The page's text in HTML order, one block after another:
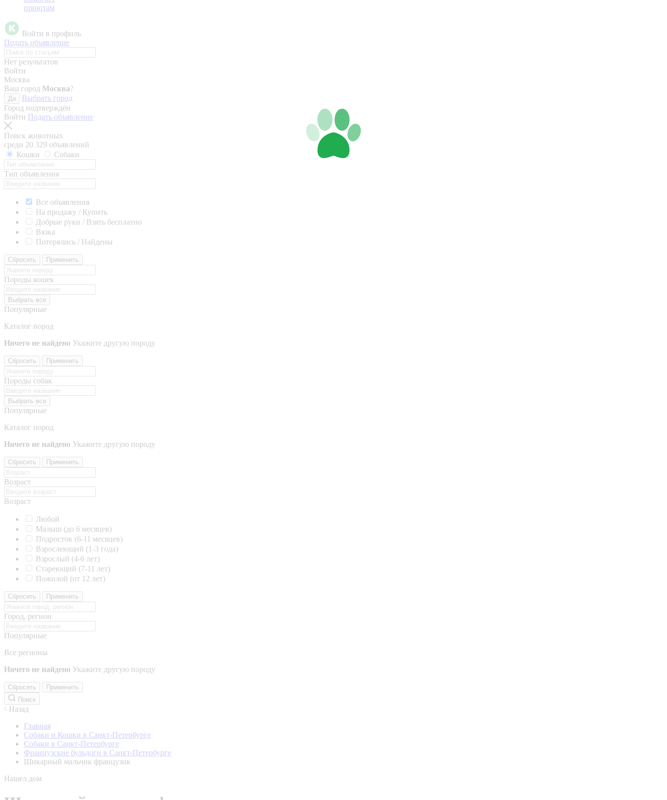
приютам
Войти в профиль
Подать объявление
Нет результатов
Войти
Москва
Ваш город Москва?
Да
Выбрать город
Город подтверждён
Войти Подать объявление
Поиск животных
среди 20 329 объявлений
Кошки
Собаки
Тип объявления
Все объявления
На продажу / Купить
Добрые руки / Взять бесплатно
Вязка
Потерялись / Найдены
Сбросить Применить
Породы кошек
Выбрать все
Популярные
Каталог пород
Ничего не найдено Укажите другую породу
Сбросить Применить
Породы собак
Выбрать все
Популярные
Каталог пород
Ничего не найдено Укажите другую породу
Сбросить Применить
Возраст
Возраст
Любой
Малыш (до 6 месяцев)
Подросток (6-11 месяцев)
Взрослеющий (1-3 года)
Взрослый (4-6 лет)
Стареющий (7-11 лет)
Пожилой (от 12 лет)
Сбросить Применить
Город, регион
Популярные
Все регионы
Ничего не найдено Укажите другую породу
Сбросить
Применить
Поиск
Назад
Главная
Собаки и Кошки в Санкт-Петербурге
Собаки в Санкт-Петербурге
Французские бульдоги в Санкт-Петербурге
Шикарный мальчик французик
Нашел дом